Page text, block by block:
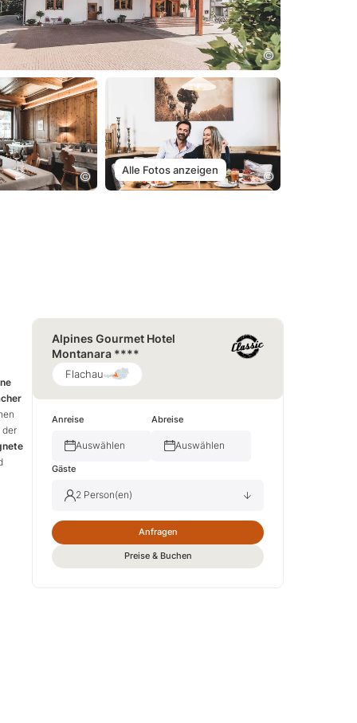
Alle Fotos anzeigen
der
Alpines Gourmet Hotel
Montanara ****
Flachau
Anreise
Auswählen
Abreise
Auswählen
Gäste
2 Person(en)
Anfragen
Preise & Buchen